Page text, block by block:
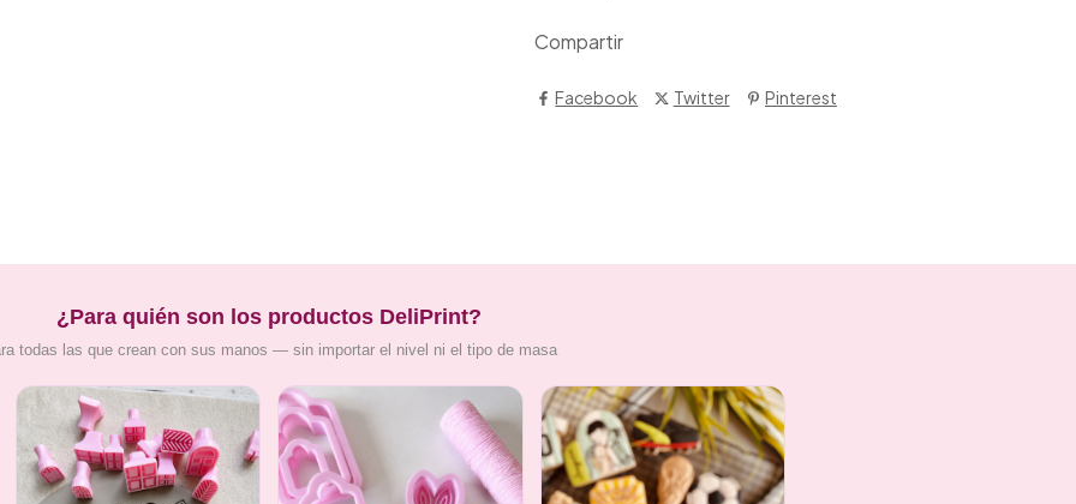
Compartir
Facebook Twitter Pinterest
¿Para quién son los productos DeliPrint?
todas las que crean con sus manos — sin importar el nivel ni el tipo de masa